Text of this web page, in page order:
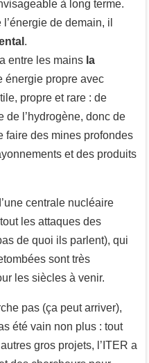
à long terme.
de demain, il
.
entre les mains la
énergie propre avec
propre et rare : de
de l’hydrogène, donc de
faire des mines profondes
et des produits
centrale nucléaire
les attaques des
de quoi ils parlent), qui
sont très
les siècles à venir.
pas (ça peut arriver),
été vain non plus : tout
gros projets, l’ITER a